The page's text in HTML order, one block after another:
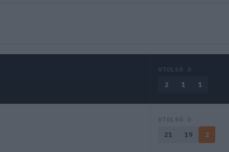
UTOLSÓ 3
2 1 1
UTOLSÓ 3
21 19 2